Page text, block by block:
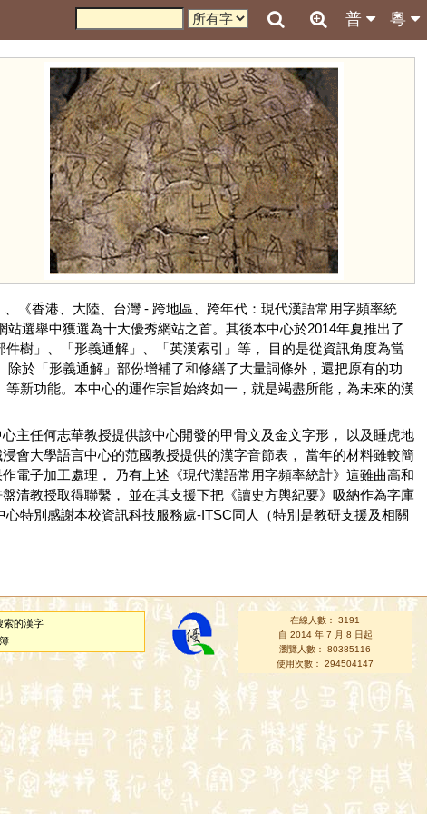
粵
普
《香港、大陸、台灣 - 跨地區、跨年代：現代漢語常用字頻率統
選舉中獲選為十大優秀網站之首。其後本中心於2014年夏推出了
樹」、「形義通解」、「英漢索引」等， 目的是從資訊角度為當
於「形義通解」部份增補了和修繕了大量詞條外，還把原有的功
新功能。本中心的運作宗旨始終如一，就是竭盡所能，為未來的漢
主任何志華教授提供該中心開發的甲骨文及金文字形， 以及睡虎地
會大學語言中心的范國教授提供的漢字音節表， 當年的材料雖較簡
電子加工處理， 乃有上述《現代漢語常用字頻率統計》這雖曲高和
清教授取得聯繫， 並在其支援下把《讀史方輿紀要》吸納作為字庫
特別感謝本校資訊科技服務處-ITSC同人（特別是教研支援及相關
索的漢字
在線人數： 3191
自 2014 年 7 月 8 日起
瀏覽人數： 80385116
使用次數： 294504147